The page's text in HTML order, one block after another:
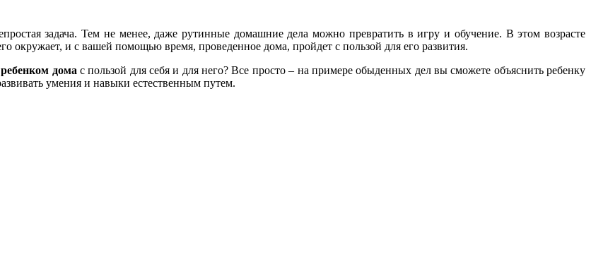
задача. Тем не менее, даже рутинные домашние дела можно превратить в игру и обучение. В этом возрасте
окружает, и с вашей помощью время, проведенное дома, пройдет с пользой для его развития.
дома с пользой для себя и для него? Все просто – на примере обыденных дел вы сможете объяснить ребенку
умения и навыки естественным путем.